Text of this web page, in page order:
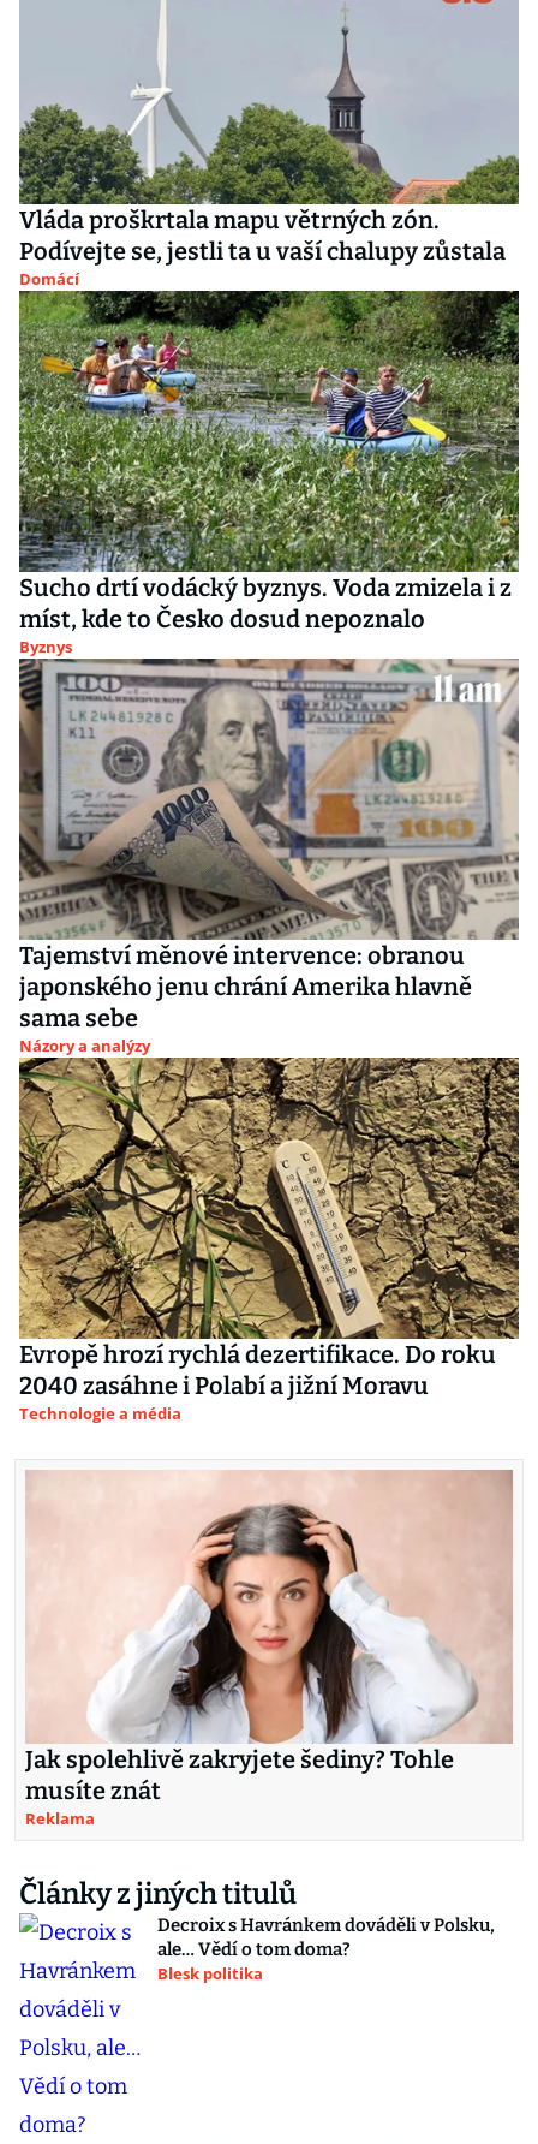
Vláda proškrtala mapu větrných zón.
Podívejte se, jestli ta u vaší chalupy zůstala
Domácí
Sucho drtí vodácký byznys. Voda zmizela i z
míst, kde to Česko dosud nepoznalo
Byznys
Tajemství měnové intervence: obranou
japonského jenu chrání Amerika hlavně
sama sebe
Názory a analýzy
Evropě hrozí rychlá dezertifikace. Do roku
2040 zasáhne i Polabí a jižní Moravu
Technologie a média
Jak spolehlivě zakryjete šediny? Tohle
musíte znát
Reklama
Články z jiných titulů
Decroix s Havránkem dováděli v Polsku,
ale… Vědí o tom doma?
Blesk politika